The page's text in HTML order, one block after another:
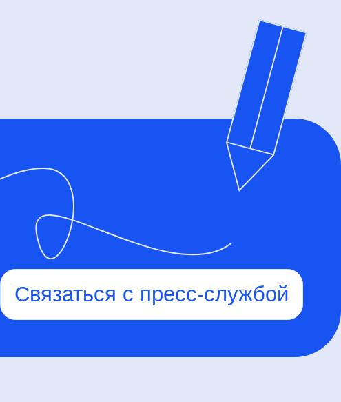
О компании
Продукция партнеров
Политика
конфеденциальности
Отчетность